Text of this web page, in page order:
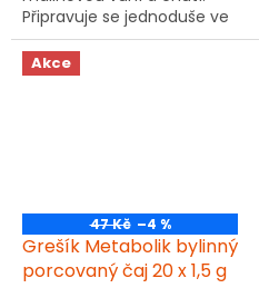
Připravuje se jednoduše ve
studené vodě, obsahuje
kofein a 1 % mrazem
sušených malin.
Akce
47 Kč –4 %
Grešík Metabolik bylinný
porcovaný čaj 20 x 1,5 g